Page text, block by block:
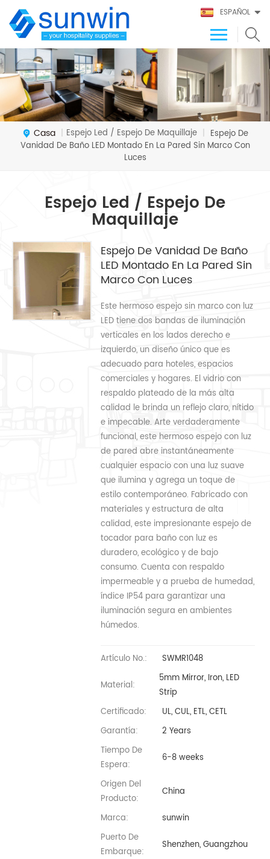
ESPAÑOL
Casa | Espejo Led / Espejo De Maquillaje | Espejo De
Vanidad De Baño LED Montado En La Pared Sin Marco Con
Luces
Espejo Led / Espejo De
Maquillaje
Espejo De Vanidad De Baño
LED Montado En La Pared Sin
Marco Con Luces
Este hermoso espejo sin marco con luz
LED tiene dos bandas de iluminación
verticales en los lados derecho e
izquierdo, un diseño único que es
adecuado para hoteles, espacios
comerciales y hogares. El vidrio con
respaldo plateado de la más alta
calidad le brinda un reflejo claro, nítido
e impecable. Arte verdaderamente
funcional, este hermoso espejo con luz
de pared abre instantáneamente
cualquier espacio con una luz suave
que ilumina y agrega un toque de
estilo contemporáneo. Fabricado con
materiales y estructura de alta
calidad, este impresionante espejo de
tocador para baño con luz es
duradero, ecológico y de bajo
consumo. Cuenta con respaldo
impermeable y a prueba de humedad,
índice IP54 para garantizar una
iluminación segura en ambientes
húmedos.
Artículo No.: SWMR1048
Material:
5mm Mirror, Iron, LED
Strip
Certificado:
UL, CUL, ETL, CETL
Garantía:
2 Years
Tiempo De
Espera:
6-8 weeks
Origen Del
Producto:
China
Marca:
sunwin
Puerto De
Embarque:
Shenzhen, Guangzhou